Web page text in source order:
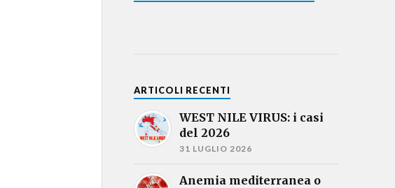
ARTICOLI RECENTI
WEST NILE VIRUS: i casi
del 2026
31 LUGLIO 2026
Anemia mediterranea o